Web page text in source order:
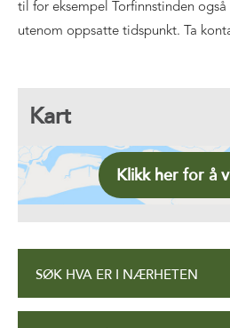
til for eksempel Torfinnstinden
utenom oppsatte tidspunkt. Ta
Kart
Klikk her for å
SØK HVA ER I NÆRHETEN